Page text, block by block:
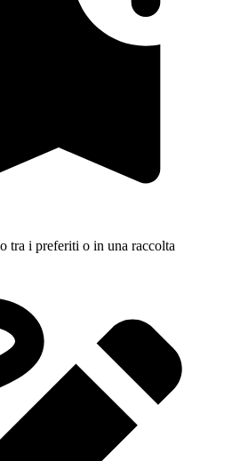
tra i preferiti o in una raccolta